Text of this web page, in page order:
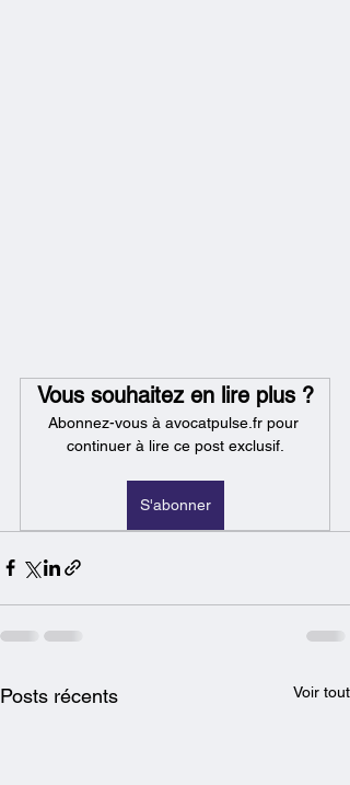
Vous souhaitez en lire plus ?
Abonnez-vous à avocatpulse.fr pour
continuer à lire ce post exclusif.
S'abonner
Posts récents Voir tout